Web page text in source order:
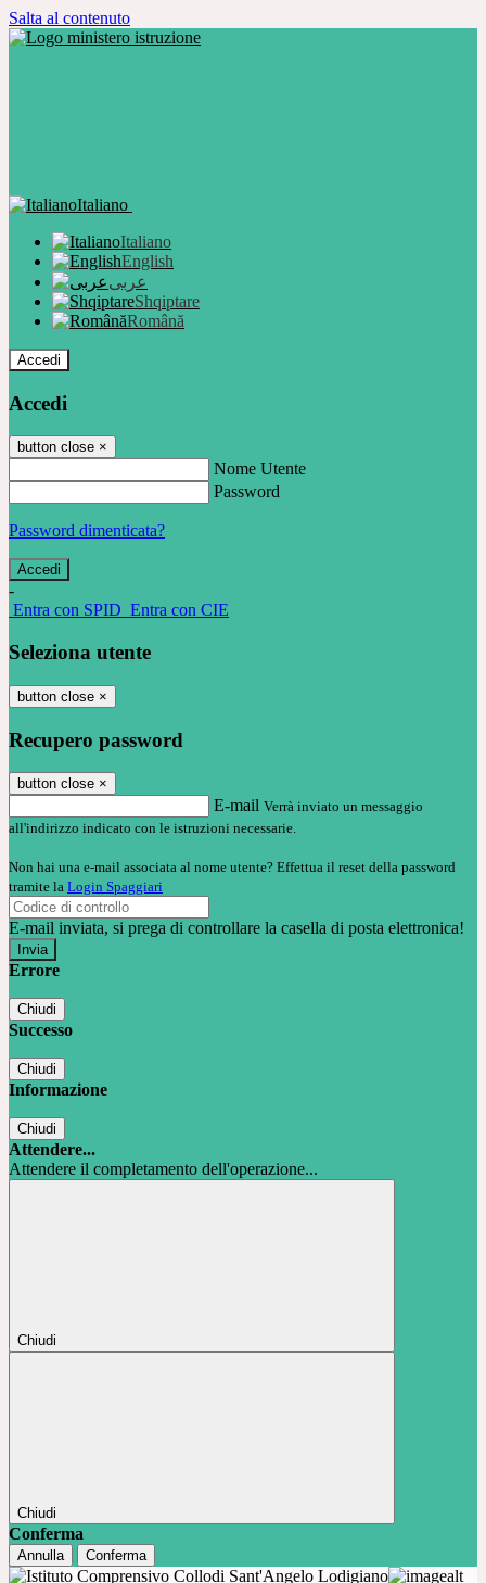
Salta al contenuto
Italiano
Italiano
English
عربى
Shqiptare
Română
Accedi
Accedi
button close ×
Nome Utente
Password
Password dimenticata?
-
Entra con SPID Entra con CIE
Seleziona utente
button close ×
Recupero password
button close ×
E-mail Verrà inviato un messaggio
all'indirizzo indicato con le istruzioni necessarie.
Non hai una e-mail associata al nome utente? Effettua il reset della password
tramite la Login Spaggiari
E-mail inviata, si prega di controllare la casella di posta elettronica!
Errore
Chiudi
Successo
Chiudi
Informazione
Chiudi
Attendere...
Attendere il completamento dell'operazione...
Chiudi
Chiudi
Conferma
Annulla Conferma